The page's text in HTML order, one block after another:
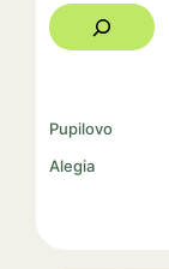
Pupilovo
Alegia